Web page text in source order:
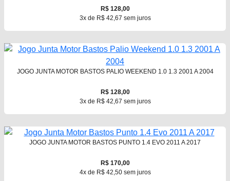
R$ 128,00
3x de R$ 42,67 sem juros
JOGO JUNTA MOTOR BASTOS PALIO WEEKEND 1.0 1.3 2001 A 2004
R$ 128,00
3x de R$ 42,67 sem juros
JOGO JUNTA MOTOR BASTOS PUNTO 1.4 EVO 2011 A 2017
R$ 170,00
4x de R$ 42,50 sem juros